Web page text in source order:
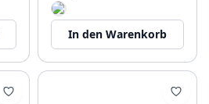
In den Warenkorb